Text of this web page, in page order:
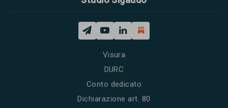
Visura
DURC
Conto dedicato
Dichiarazione art. 80